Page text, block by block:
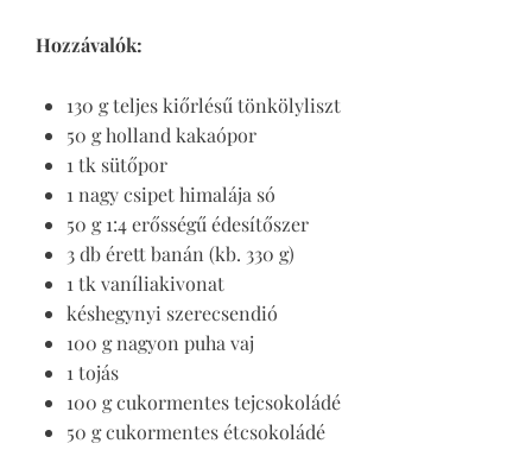
Hozzávalók:
130 g teljes kiőrlésű tönkölyliszt
50 g holland kakaópor
1 tk sütőpor
1 nagy csipet himalája só
50 g 1:4 erősségű édesítőszer
3 db érett banán (kb. 330 g)
1 tk vaníliakivonat
késhegynyi szerecsendió
100 g nagyon puha vaj
1 tojás
100 g cukormentes tejcsokoládé
50 g cukormentes étcsokoládé